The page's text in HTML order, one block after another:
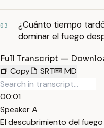
03
¿Cuánto tiempo
dominar el fuego
Full Transcript —
Copy
SRT MD
00:01
Speaker A
El descubrimiento del